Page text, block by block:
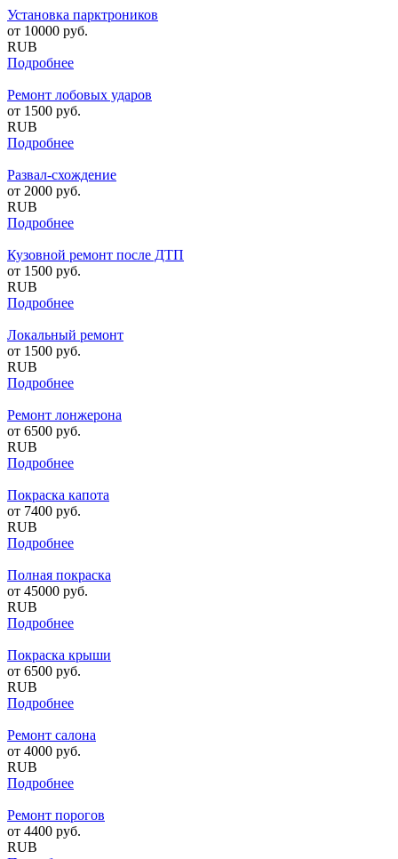
Установка парктроников
от 10000 руб.
RUB
Подробнее
Ремонт лобовых ударов
от 1500 руб.
RUB
Подробнее
Развал-схождение
от 2000 руб.
RUB
Подробнее
Кузовной ремонт после ДТП
от 1500 руб.
RUB
Подробнее
Локальный ремонт
от 1500 руб.
RUB
Подробнее
Ремонт лонжерона
от 6500 руб.
RUB
Подробнее
Покраска капота
от 7400 руб.
RUB
Подробнее
Полная покраска
от 45000 руб.
RUB
Подробнее
Покраска крыши
от 6500 руб.
RUB
Подробнее
Ремонт салона
от 4000 руб.
RUB
Подробнее
Ремонт порогов
от 4400 руб.
RUB